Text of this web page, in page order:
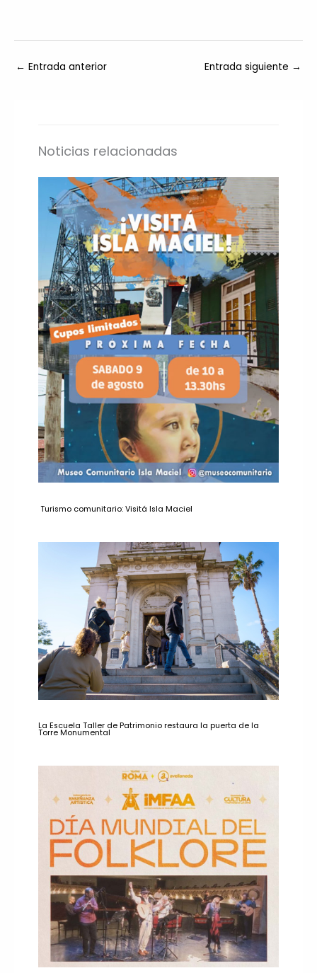
← Entrada anterior Entrada siguiente →
Noticias relacionadas
Turismo comunitario: Visitá Isla Maciel
La Escuela Taller de Patrimonio restaura la puerta de la
Torre Monumental